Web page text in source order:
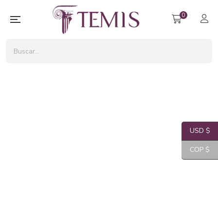
0
USD $
COP $